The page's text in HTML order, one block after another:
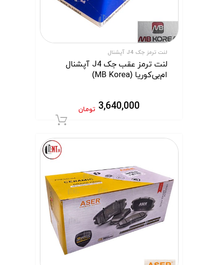
لنت ترمز جک J4 آپشنال
لنت ترمز عقب جک J4 آپشنال
ام‌بی‌کوریا (MB Korea)
3,640,000 تومان